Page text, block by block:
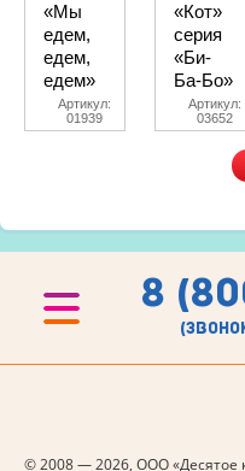
«Мы
едем,
едем,
едем»
Артикул:
01939
«Кот»
серия
«Би-
Ба-Бо»
Артикул:
03652
8
© 2008 — 2026, ООО «Десятое